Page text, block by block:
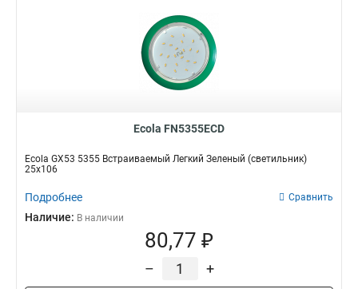
Ecola FN5355ECD
Ecola GX53 5355 Встраиваемый Легкий Зеленый (светильник)
25x106
Подробнее Сравнить
Наличие: В наличии
80,77 ₽
– +